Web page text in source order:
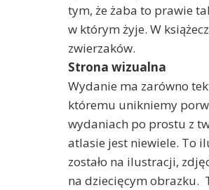
tym, że żaba to prawie
w którym żyje. W
zwierzaków.
Strona wizualna
Wydanie ma zarówno
któremu unikniemy
wydaniach po prostu z
atlasie jest niewiele. To
zostało na ilustracji,
na dziecięcym obrazku.